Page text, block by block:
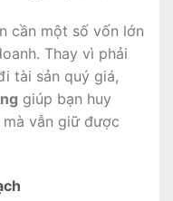
cần một số vốn lớn
Thay vì phải
tài sản quý giá,
giúp bạn huy
vẫn giữ được